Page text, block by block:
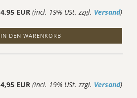
4,95 EUR (incl. 19% USt. zzgl. Versand)
IN DEN WARENKORB
4,95 EUR (incl. 19% USt. zzgl. Versand)